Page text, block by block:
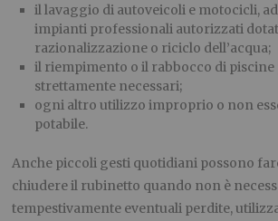
il lavaggio di autoveicoli e motocicli,
impianti professionali autorizzati
razionalizzazione o riciclo dell’acqua;
il riempimento o il rabbocco di piscine
strettamente necessari;
ogni altro utilizzo improprio o non
potabile.
Anche piccoli gesti quotidiani possono
chiudere il rubinetto quando non è
tempestivamente eventuali perdite,